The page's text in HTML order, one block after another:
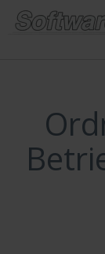
springen